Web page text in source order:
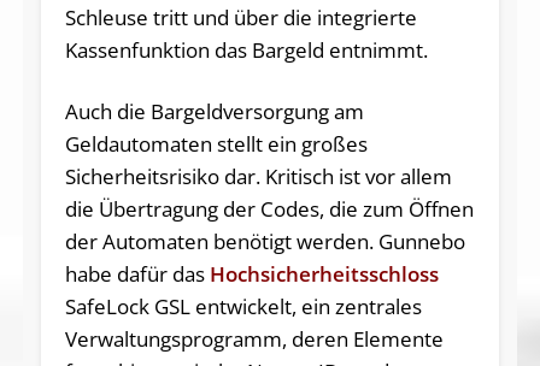
Schleuse tritt und über die integrierte
Kassenfunktion das Bargeld entnimmt.
Auch die Bargeldversorgung am
Geldautomaten stellt ein großes
Sicherheitsrisiko dar. Kritisch ist vor allem
die Übertragung der Codes, die zum Öffnen
der Automaten benötigt werden. Gunnebo
habe dafür das Hochsicherheitsschloss
SafeLock GSL entwickelt, ein zentrales
Verwaltungsprogramm, deren Elemente